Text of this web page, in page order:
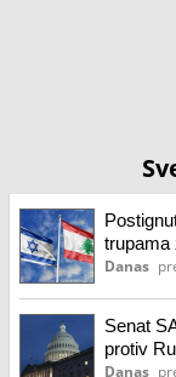
trupama
Danas
Senat
protiv
Danas